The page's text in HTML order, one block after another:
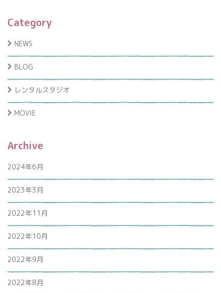
Category
NEWS
BLOG
レンタルスタジオ
MOVIE
Archive
2024年6月
2023年3月
2022年11月
2022年10月
2022年9月
2022年8月